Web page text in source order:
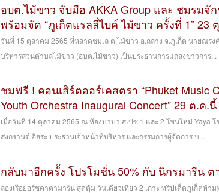
อบต.ไม้ขาว จับมือ AKKA Group และ ชมรมจั
พร้อมจัด “ภูเก็ตแรลลี่ไบค์ ไม้ขาว ครั้งที่ 1” 23
วันที่ 15 ตุลาคม 2565 ที่หลาดชมเล ต.ไม้ขาว อ.ถลาง จ.ภูเก็ต นายณรง
บริหารส่วนตำบลไม้ขาว (อบต.ไม้ขาว) เป็นประธานการแถลงข่าวการ...
ชมฟรี ! คอนเสิร์ตออร์เคสตรา “Phuket Music
Youth Orchestra Inaugural Concert” 29 ต.ค.นี้
เมื่อวันที่ 14 ตุลาคม 2565 ณ ห้องบาบา สเปซ 1 และ 2 โซนใหม่ Yaya โ
สงกรานต์ อิสระ ประธานเจ้าหน้าที่บริหาร และกรรมการผู้จัดการ บ...
กลับมาอีกครั้ง โปรโมชั่น 50% กับ นิกรมารีน ต
ล่องเรือยอร์ชคาตามารัน สุดคุ้ม วันเดียวเที่ยว 2 เกาะ ทริปเด็ดภูเก็ตห้า